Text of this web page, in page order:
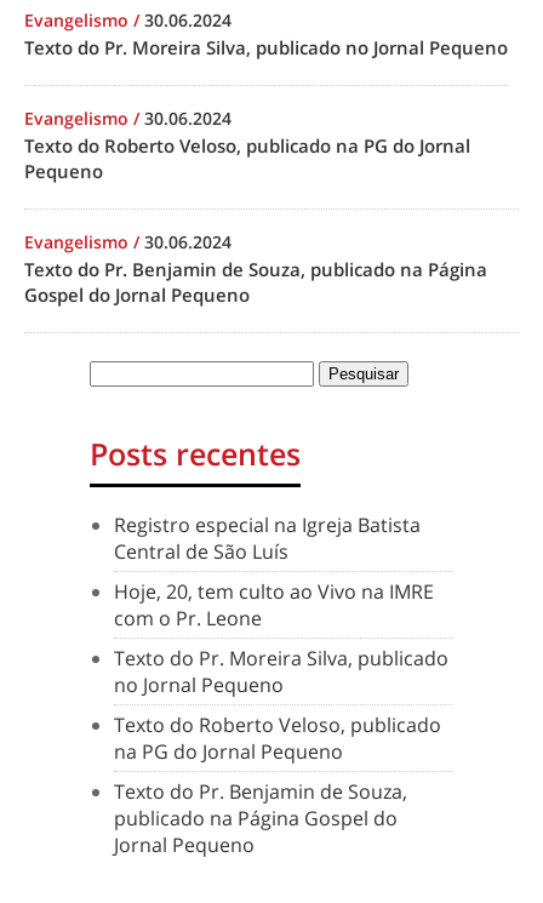
Evangelismo /30.06.2024
Texto do Pr. Moreira Silva, publicado no Jornal Pequeno
Evangelismo /30.06.2024
Texto do Roberto Veloso, publicado na PG do Jornal
Pequeno
Evangelismo /30.06.2024
Texto do Pr. Benjamin de Souza, publicado na Página
Gospel do Jornal Pequeno
Posts recentes
Registro especial na Igreja Batista
Central de São Luís
Hoje, 20, tem culto ao Vivo na IMRE
com o Pr. Leone
Texto do Pr. Moreira Silva, publicado
no Jornal Pequeno
Texto do Roberto Veloso, publicado
na PG do Jornal Pequeno
Texto do Pr. Benjamin de Souza,
publicado na Página Gospel do
Jornal Pequeno